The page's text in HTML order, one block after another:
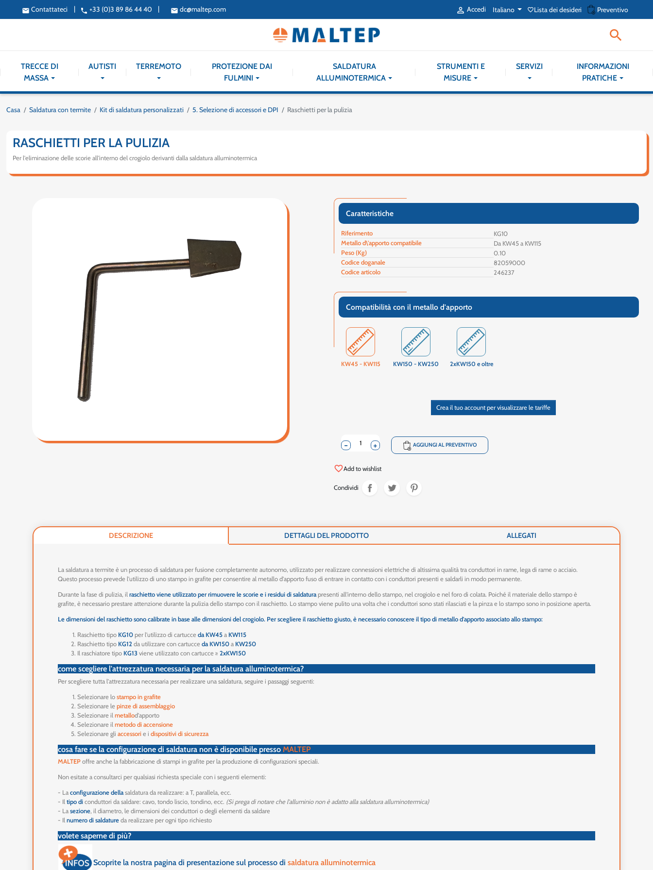
email Contattateci | phone +33 (0)3 89 86 44 40 | email dc@maltep.com  Accedi Italiano favorite_borderLista dei desideri shopping_cart Preventivo

TRECCE DI
MASSA
AUTISTI TERREMOTO
PROTEZIONE DAI
FULMINI
SALDATURA
ALLUMINOTERMICA
STRUMENTI E
MISURE
SERVIZI
INFORMAZIONI
PRATICHE
Casa Saldatura con termite Kit di saldatura personalizzati 5. Selezione di accessori e DPI Raschietti per la pulizia
RASCHIETTI PER LA PULIZIA
Per l'eliminazione delle scorie all'interno del crogiolo derivanti dalla saldatura alluminotermica
Caratteristiche
Riferimento
KG10
Metallo d\'apporto compatibile
Da KW45 a KW115
Peso (Kg)
0.10
Codice doganale
82059000
Codice articolo
246237
Compatibilità con il metallo d'apporto
KW45 - KW115 KW150 - KW250 2xKW150 e oltre
Crea il tuo account per visualizzare le tariffe
+
- shopping_cart AGGIUNGI AL PREVENTIVO
favorite_borderAdd to wishlist
Condividi
DESCRIZIONE DETTAGLI DEL PRODOTTO ALLEGATI
La saldatura a termite è un processo di saldatura per fusione completamente autonomo, utilizzato per realizzare connessioni elettriche di altissima qualità tra conduttori in rame, lega di rame o acciaio.
Questo processo prevede l'utilizzo di uno stampo in grafite per consentire al metallo d'apporto fuso di entrare in contatto con i conduttori presenti e saldarli in modo permanente.
Durante la fase di pulizia, ilraschietto viene utilizzato per rimuovere le scorie e i residui di saldaturapresenti all'interno dello stampo, nel crogiolo e nel foro di colata. Poiché il materiale dello stampo è
grafite, è necessario prestare attenzione durante la pulizia dello stampo con il raschietto. Lo stampo viene pulito una volta che i conduttori sono stati rilasciati e la pinza e lo stampo sono in posizione aperta.
Le dimensioni del raschietto sono calibrate in base alle dimensioni del crogiolo. Per scegliere il raschietto giusto, è necessario conoscere il tipo di metallo d'apporto associato allo stampo:
Raschietto tipo KG10per l'utilizzo di cartucceda KW45a KW115
Raschietto tipo KG12 da utilizzare con cartucceda KW150a KW250
Il raschiatore tipo KG13viene utilizzato con cartucce ≥2xKW150
come scegliere l'attrezzatura necessaria per la saldatura alluminotermica?
Per scegliere tutta l'attrezzatura necessaria per realizzare una saldatura, seguire i passaggi seguenti:
Selezionare lostampo in grafite
Selezionare lepinze di assemblaggio
Selezionare ilmetallod'apporto
Selezionare ilmetodo di accensione
Selezionare gliaccessorie idispositivi di sicurezza
cosa fare se la configurazione di saldatura non è disponibile presso MALTEP
MALTEPoffre anche la fabbricazione di stampi in grafite per la produzione di configurazioni speciali.
Non esitate a consultarci per qualsiasi richiesta speciale con i seguenti elementi:
- Laconfigurazione dellasaldatura da realizzare: a T, parallela, ecc.
- Iltipo diconduttori da saldare: cavo, tondo liscio, tondino, ecc. (Si prega di notare che l'alluminio non è adatto alla saldatura alluminotermica)
- Lasezione, il diametro, le dimensioni dei conduttori o degli elementi da saldare
- Ilnumero di saldatureda realizzare per ogni tipo richiesto
volete saperne di più?
Scoprite la nostra pagina di presentazione sul processo disaldatura alluminotermica